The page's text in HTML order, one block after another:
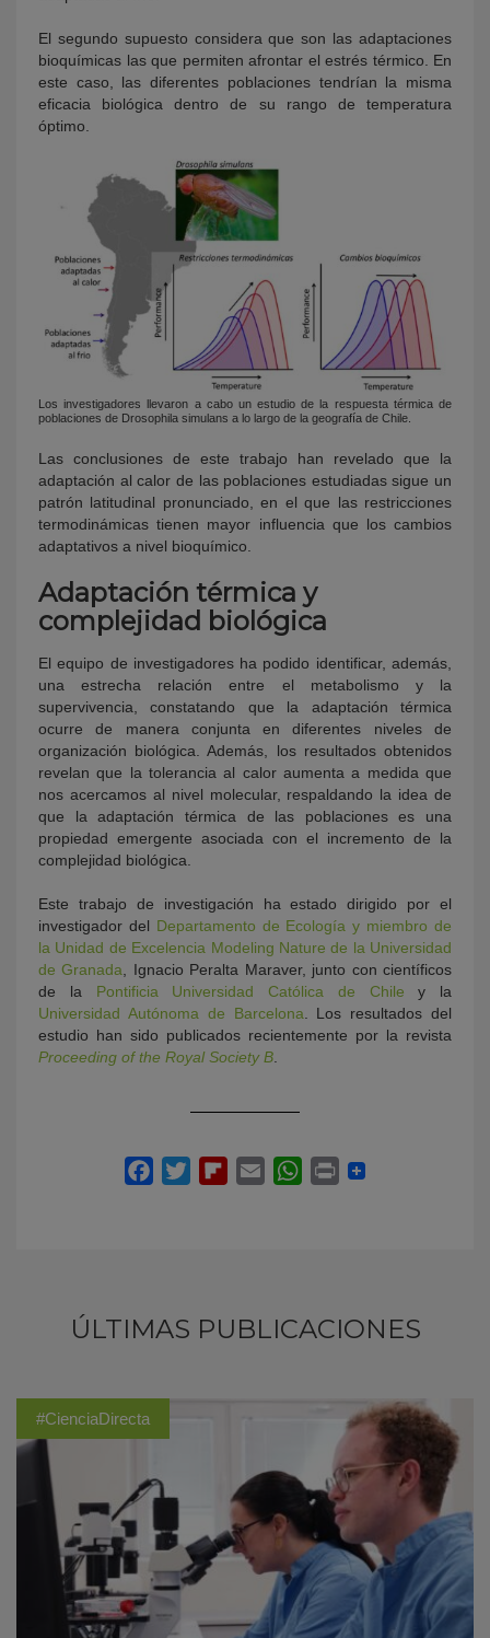
El segundo supuesto considera que son las adaptaciones
bioquímicas las que permiten afrontar el estrés térmico. En
este caso, las diferentes poblaciones tendrían la misma
eficacia biológica dentro de su rango de temperatura
óptimo.
Los investigadores llevaron a cabo un estudio de la respuesta térmica de
poblaciones de Drosophila simulans a lo largo de la geografía de Chile.
Las conclusiones de este trabajo han revelado que la
adaptación al calor de las poblaciones estudiadas sigue un
patrón latitudinal pronunciado, en el que las restricciones
termodinámicas tienen mayor influencia que los cambios
adaptativos a nivel bioquímico.
Adaptación térmica y
complejidad biológica
El equipo de investigadores ha podido identificar, además,
una estrecha relación entre el metabolismo y la
supervivencia, constatando que la adaptación térmica
ocurre de manera conjunta en diferentes niveles de
organización biológica. Además, los resultados obtenidos
revelan que la tolerancia al calor aumenta a medida que
nos acercamos al nivel molecular, respaldando la idea de
que la adaptación térmica de las poblaciones es una
propiedad emergente asociada con el incremento de la
complejidad biológica.
Este trabajo de investigación ha estado dirigido por el
investigador del Departamento de Ecología y miembro de
la Unidad de Excelencia Modeling Nature de la Universidad
de Granada , Ignacio Peralta Maraver, junto con científicos
de la Pontificia Universidad Católica de Chile y la
Universidad Autónoma de Barcelona . Los resultados del
estudio han sido publicados recientemente por la revista
Proceeding of the Royal Society B
ÚLTIMAS PUBLICACIONES
#CienciaDirecta